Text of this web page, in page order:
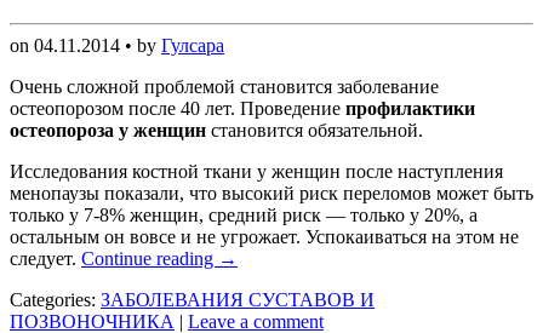
on 04.11.2014 • by Гулсара
Очень сложной проблемой становится заболевание
остеопорозом после 40 лет. Проведение профилактики
остеопороза у женщин становится обязательной.
Исследования костной ткани у женщин после наступления
менопаузы показали, что высокий риск переломов может быть
только у 7-8% женщин, средний риск — только у 20%, а
остальным он вовсе и не угрожает. Успокаиваться на этом не
следует. Continue reading →
Categories: ЗАБОЛЕВАНИЯ СУСТАВОВ И
ПОЗВОНОЧНИКА | Leave a comment